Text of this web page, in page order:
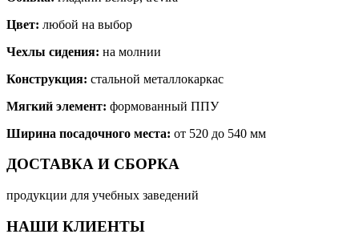
Цвет: любой на выбор
Чехлы сидения: на молнии
Конструкция: стальной металлокаркас
Мягкий элемент: формованный ППУ
Ширина посадочного места: от 520 до 540 мм
ДОСТАВКА И СБОРКА
продукции для учебных заведений
НАШИ КЛИЕНТЫ